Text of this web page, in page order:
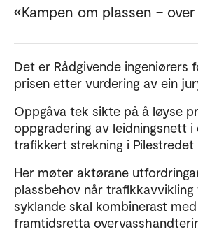
«Kampen om plassen –
Det er Rådgivende ingeniørers
prisen etter vurdering av ein
Oppgåva tek sikte på å løyse
oppgradering av leidningsnett
trafikkert strekning i Pilestredet
Her møter aktørane
plassbehov når
syklande skal kombinerast
framtidsretta